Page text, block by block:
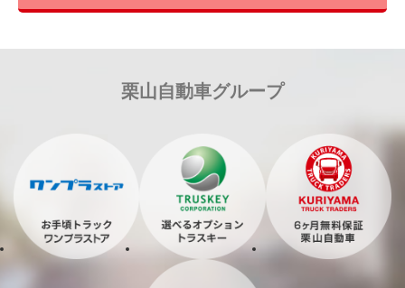
栗山自動車グループ